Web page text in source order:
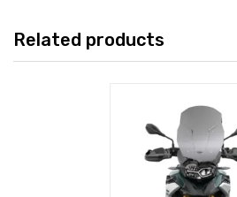
Related products